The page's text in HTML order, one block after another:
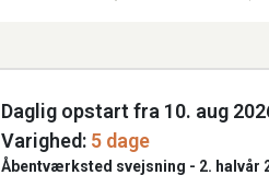
Daglig opstart fra 10. aug
Varighed: 5 dage
Åbentværksted svejsning - 2. halvår